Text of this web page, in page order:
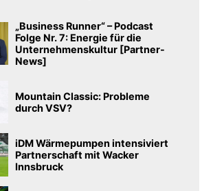
„Business Runner“ – Podcast
Folge Nr. 7: Energie für die
Unternehmenskultur [Partner-
News]
Mountain Classic: Probleme
durch VSV?
iDM Wärmepumpen intensiviert
Partnerschaft mit Wacker
Innsbruck